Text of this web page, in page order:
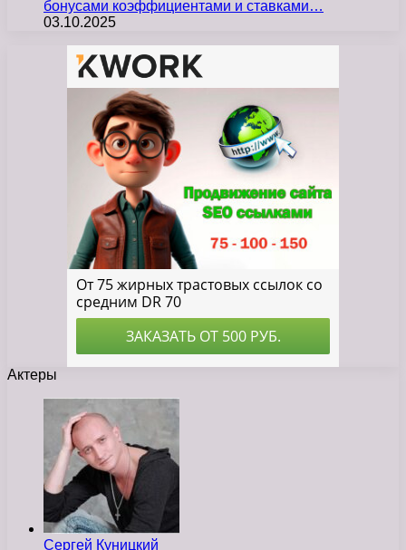
бонусами коэффициентами и ставками…
03.10.2025
Актеры
Сергей Куницкий